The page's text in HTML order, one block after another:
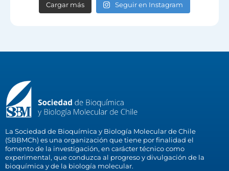
Cargar más Seguir en Instagram
La Sociedad de Bioquímica y Biología Molecular de Chile
(SBBMCh) es una organización que tiene por finalidad el
fomento de la investigación, en carácter técnico como
experimental, que conduzca al progreso y divulgación de la
bioquímica y de la biología molecular.